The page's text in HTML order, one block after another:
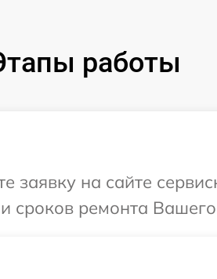
работы
заявку на сайте
сроков ремонта Вашего